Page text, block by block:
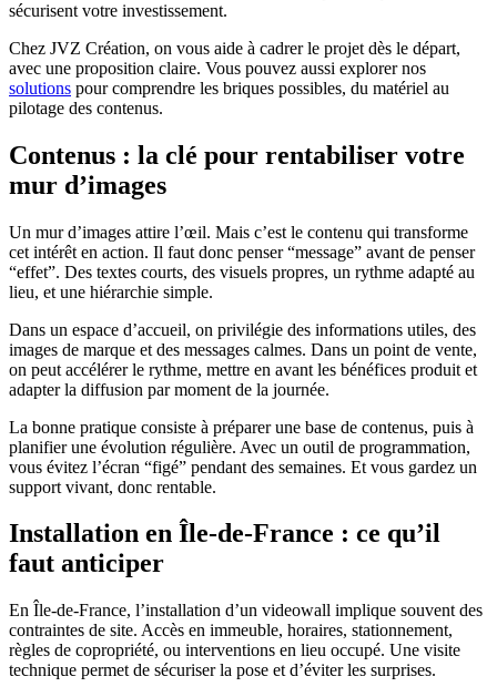
sécurisent votre investissement.
Chez JVZ Création, on vous aide à cadrer le projet dès le départ,
avec une proposition claire. Vous pouvez aussi explorer nos
solutions pour comprendre les briques possibles, du matériel au
pilotage des contenus.
Contenus : la clé pour rentabiliser votre
mur d’images
Un mur d’images attire l’œil. Mais c’est le contenu qui transforme
cet intérêt en action. Il faut donc penser “message” avant de penser
“effet”. Des textes courts, des visuels propres, un rythme adapté au
lieu, et une hiérarchie simple.
Dans un espace d’accueil, on privilégie des informations utiles, des
images de marque et des messages calmes. Dans un point de vente,
on peut accélérer le rythme, mettre en avant les bénéfices produit et
adapter la diffusion par moment de la journée.
La bonne pratique consiste à préparer une base de contenus, puis à
planifier une évolution régulière. Avec un outil de programmation,
vous évitez l’écran “figé” pendant des semaines. Et vous gardez un
support vivant, donc rentable.
Installation en Île-de-France : ce qu’il
faut anticiper
En Île-de-France, l’installation d’un videowall implique souvent des
contraintes de site. Accès en immeuble, horaires, stationnement,
règles de copropriété, ou interventions en lieu occupé. Une visite
technique permet de sécuriser la pose et d’éviter les surprises.